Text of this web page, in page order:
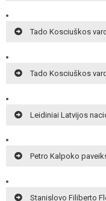
Tado Kosciuškos
Tado Kosciuškos
Leidiniai Latvijos
Petro Kalpoko
Stanislovo Filiberto